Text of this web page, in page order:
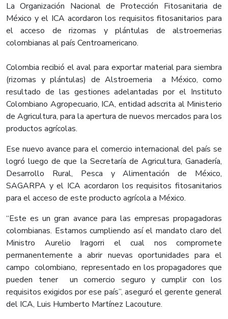
La Organización Nacional de Protección Fitosanitaria de
México y el ICA acordaron los requisitos fitosanitarios para
el acceso de rizomas y plántulas de alstroemerias
colombianas al país Centroamericano.
Colombia recibió el aval para exportar material para siembra
(rizomas y plántulas) de Alstroemeria a México, como
resultado de las gestiones adelantadas por el Instituto
Colombiano Agropecuario, ICA, entidad adscrita al Ministerio
de Agricultura, para la apertura de nuevos mercados para los
productos agrícolas.
Ese nuevo avance para el comercio internacional del país se
logró luego de que la Secretaría de Agricultura, Ganadería,
Desarrollo Rural, Pesca y Alimentación de México,
SAGARPA y el ICA acordaron los requisitos fitosanitarios
para el acceso de este producto agrícola a México.
“Este es un gran avance para las empresas propagadoras
colombianas. Estamos cumpliendo así el mandato claro del
Ministro Aurelio Iragorri el cual nos compromete
permanentemente a abrir nuevas oportunidades para el
campo colombiano, representado en los propagadores que
pueden tener un comercio seguro y cumplir con los
requisitos exigidos por ese país”, aseguró el gerente general
del ICA, Luis Humberto Martínez Lacouture.